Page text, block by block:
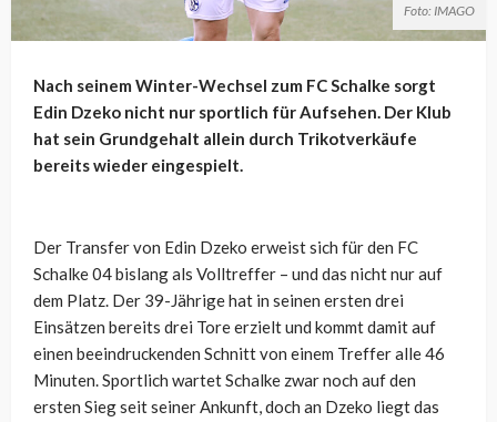
Foto: IMAGO
Nach seinem Winter-Wechsel zum FC Schalke sorgt
Edin Dzeko nicht nur sportlich für Aufsehen. Der Klub
hat sein Grundgehalt allein durch Trikotverkäufe
bereits wieder eingespielt.
Der Transfer von Edin Dzeko erweist sich für den FC
Schalke 04 bislang als Volltreffer – und das nicht nur auf
dem Platz. Der 39-Jährige hat in seinen ersten drei
Einsätzen bereits drei Tore erzielt und kommt damit auf
einen beeindruckenden Schnitt von einem Treffer alle 46
Minuten. Sportlich wartet Schalke zwar noch auf den
ersten Sieg seit seiner Ankunft, doch an Dzeko liegt das